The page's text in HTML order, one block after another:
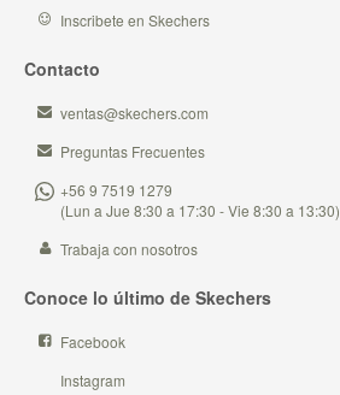
Inscribete en Skechers
Contacto
ventas@skechers.com
Preguntas Frecuentes
+56 9 7519 1279
(Lun a Jue 8:30 a 17:30 - Vie 8:30 a 13:30)
Trabaja con nosotros
Conoce lo último de Skechers
Facebook
Instagram